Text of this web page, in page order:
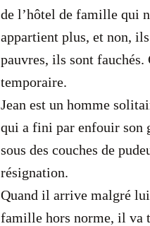
de l’hôtel de famille qui
appartient plus, et non,
pauvres, ils sont fauchés.
temporaire.
Jean est un homme
qui a fini par enfouir son
sous des couches de
résignation.
Quand il arrive malgré
famille hors norme, il va